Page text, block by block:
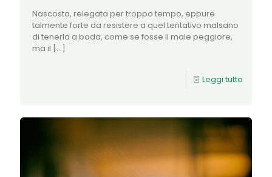
Nascosta, relegata per troppo tempo, eppure
talmente forte da resistere a quel tentativo malsano
di tenerla a bada, come se fosse il male peggiore,
ma il […]
Leggi tutto